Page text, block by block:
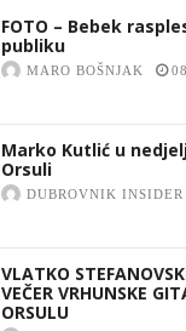
FOTO – Bebek
publiku
MARO BOŠNJAK
Marko Kutlić u
Orsuli
DUBROVNIK INSIDER
VLATKO
VEČER VRHUNSKE
ORSULU